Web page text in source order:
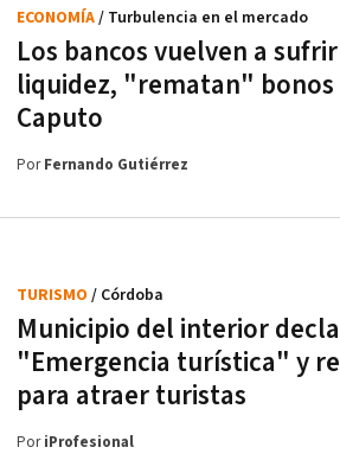
Los bancos vuelven a
liquidez, "rematan" bonos
Caputo
ECONOMÍA/ Turbulencia en el mercado
PorFernando Gutiérrez
Municipio del interior
"Emergencia turística" y
para atraer turistas
TURISMO / Córdoba
PoriProfesional